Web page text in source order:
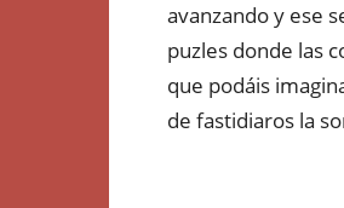
avanzando y ese
puzles donde las
que podáis
de fastidiaros la